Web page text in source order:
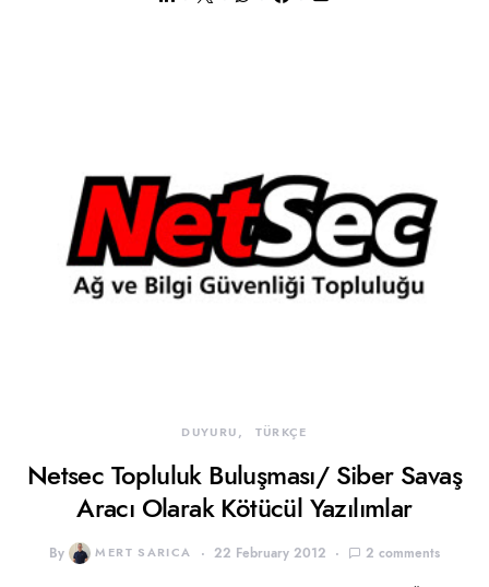
DUYURU TÜRKÇE
Netsec Topluluk Buluşması/ Siber Savaş
Aracı Olarak Kötücül Yazılımlar
By MERT SARICA 22 February 2012 2 comments